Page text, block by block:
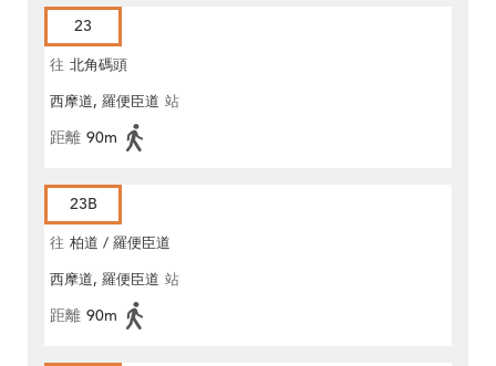
23
往 北角碼頭
西摩道, 羅便臣道 站
距離 90m
23B
往 柏道 / 羅便臣道
西摩道, 羅便臣道 站
距離 90m